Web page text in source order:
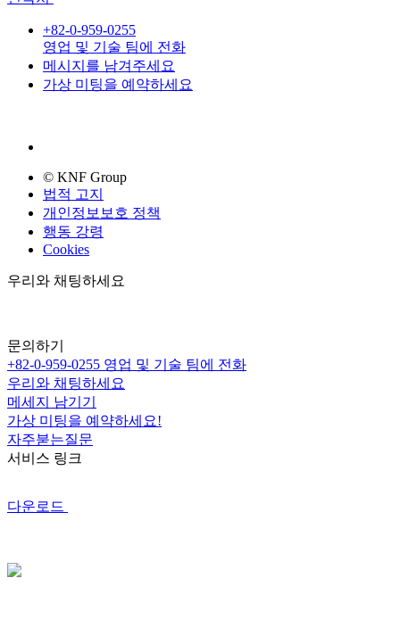
+82-0-959-0255
영업 및 기술 팀에 전화
메시지를 남겨주세요
가상 미팅을 예약하세요
© KNF Group
법적 고지
개인정보보호 정책
행동 강령
Cookies
우리와 채팅하세요
문의하기
+82-0-959-0255 영업 및 기술 팀에 전화
우리와 채팅하세요
메세지 남기기
가상 미팅을 예약하세요!
자주붇는질문
서비스 링크
다운로드